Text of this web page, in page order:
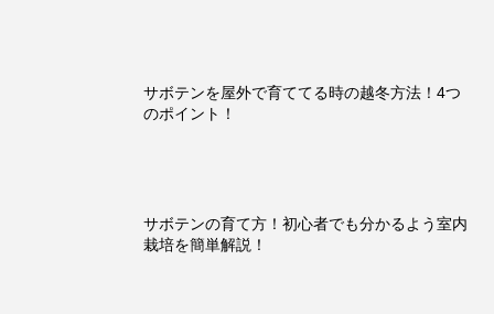
サボテンを屋外で育ててる時の越冬方法！4つ
のポイント！
サボテンの育て方！初心者でも分かるよう室内
栽培を簡単解説！